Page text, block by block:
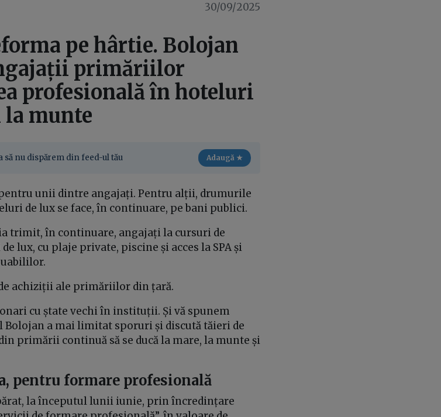
30/09/2025
pe hârtie. Bolojan
primăriilor
profesională în hoteluri
la munte
nu dispărem din feed-ul tău Adaugă ★
unii dintre angajați. Pentru alții, drumurile
de lux se face, în continuare, pe bani publici.
trimit, în continuare, angajați la cursuri de
lux, cu plaje private, piscine și acces la SPA și
achiziții ale primăriilor din țară.
cu ștate vechi în instituții. Și vă spunem
a mai limitat sporuri și discută tăieri de
primării continuă să se ducă la mare, la munte și
pentru formare profesională
la începutul lunii iunie, prin încredințare